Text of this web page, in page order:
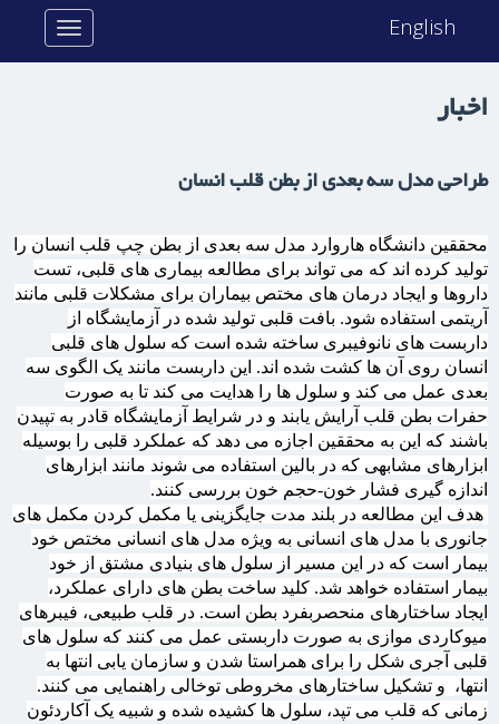
Toggle
English
اخبار
طراحی مدل سه بعدی از بطن قلب انسان
محققین دانشگاه هاروارد مدل سه بعدی از بطن چپ قلب انسان را
تولید کرده اند که می تواند برای مطالعه بیماری های قلبی، تست
داروها و ایجاد درمان های مختص بیماران برای مشکلات قلبی مانند
آریتمی استفاده شود. بافت قلبی تولید شده در آزمایشگاه از
داربست های نانوفیبری ساخته شده است که سلول های قلبی
انسان روی آن ها کشت شده اند. این داربست مانند یک الگوی سه
بعدی عمل می کند و سلول ها را هدایت می کند تا به صورت
حفرات بطن قلب آرایش یابند و در شرایط آزمایشگاه قادر به تپیدن
باشند که این به محققین اجازه می دهد که عملکرد قلبی را بوسیله
ابزارهای مشابهی که در بالین استفاده می شوند مانند ابزارهای
اندازه گیری فشار خون-حجم خون بررسی کنند.
هدف این مطالعه در بلند مدت جایگزینی یا مکمل کردن مکمل های
جانوری با مدل های انسانی به ویژه مدل های انسانی مختص خود
بیمار است که در این مسیر از سلول های بنیادی مشتق از خود
بیمار استفاده خواهد شد. کلید ساخت بطن های دارای عملکرد،
ایجاد ساختارهای منحصربفرد بطن است. در قلب طبیعی، فیبرهای
میوکاردی موازی به صورت داربستی عمل می کنند که سلول های
قلبی آجری شکل را برای همراستا شدن و سازمان یابی انتها به
انتها، و تشکیل ساختارهای مخروطی توخالی راهنمایی می کنند.
زمانی که قلب می تپد، سلول ها کشیده شده و شبیه یک آکاردئون